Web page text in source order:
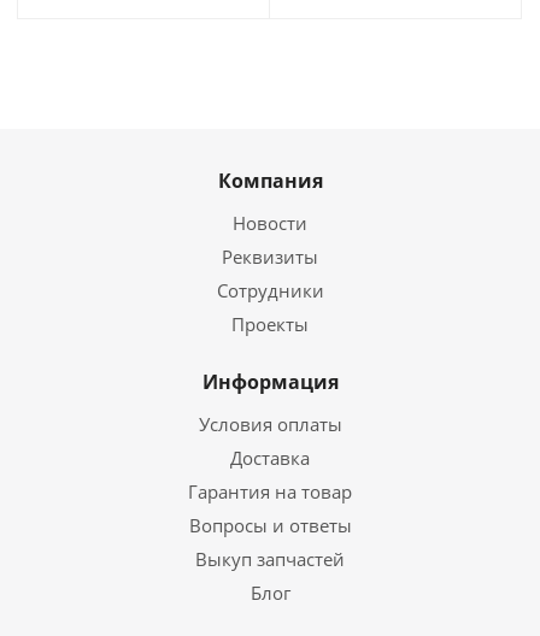
Компания
Новости
Реквизиты
Сотрудники
Проекты
Информация
Условия оплаты
Доставка
Гарантия на товар
Вопросы и ответы
Выкуп запчастей
Блог